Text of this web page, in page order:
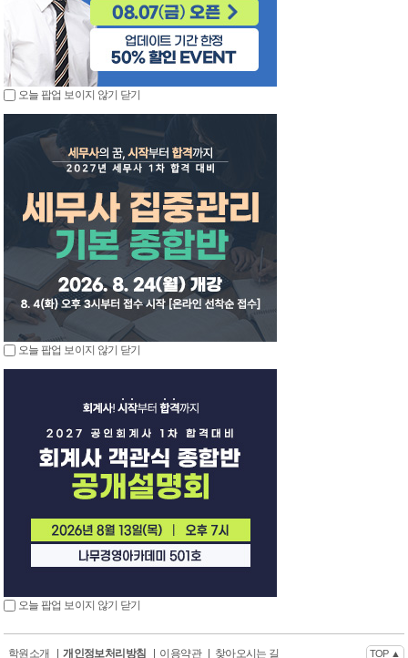
오늘 팝업 보이지 않기 닫기
오늘 팝업 보이지 않기 닫기
오늘 팝업 보이지 않기 닫기
학원소개 | 개인정보처리방침 | 이용약관 | 찾아오시는 길 TOP ▲